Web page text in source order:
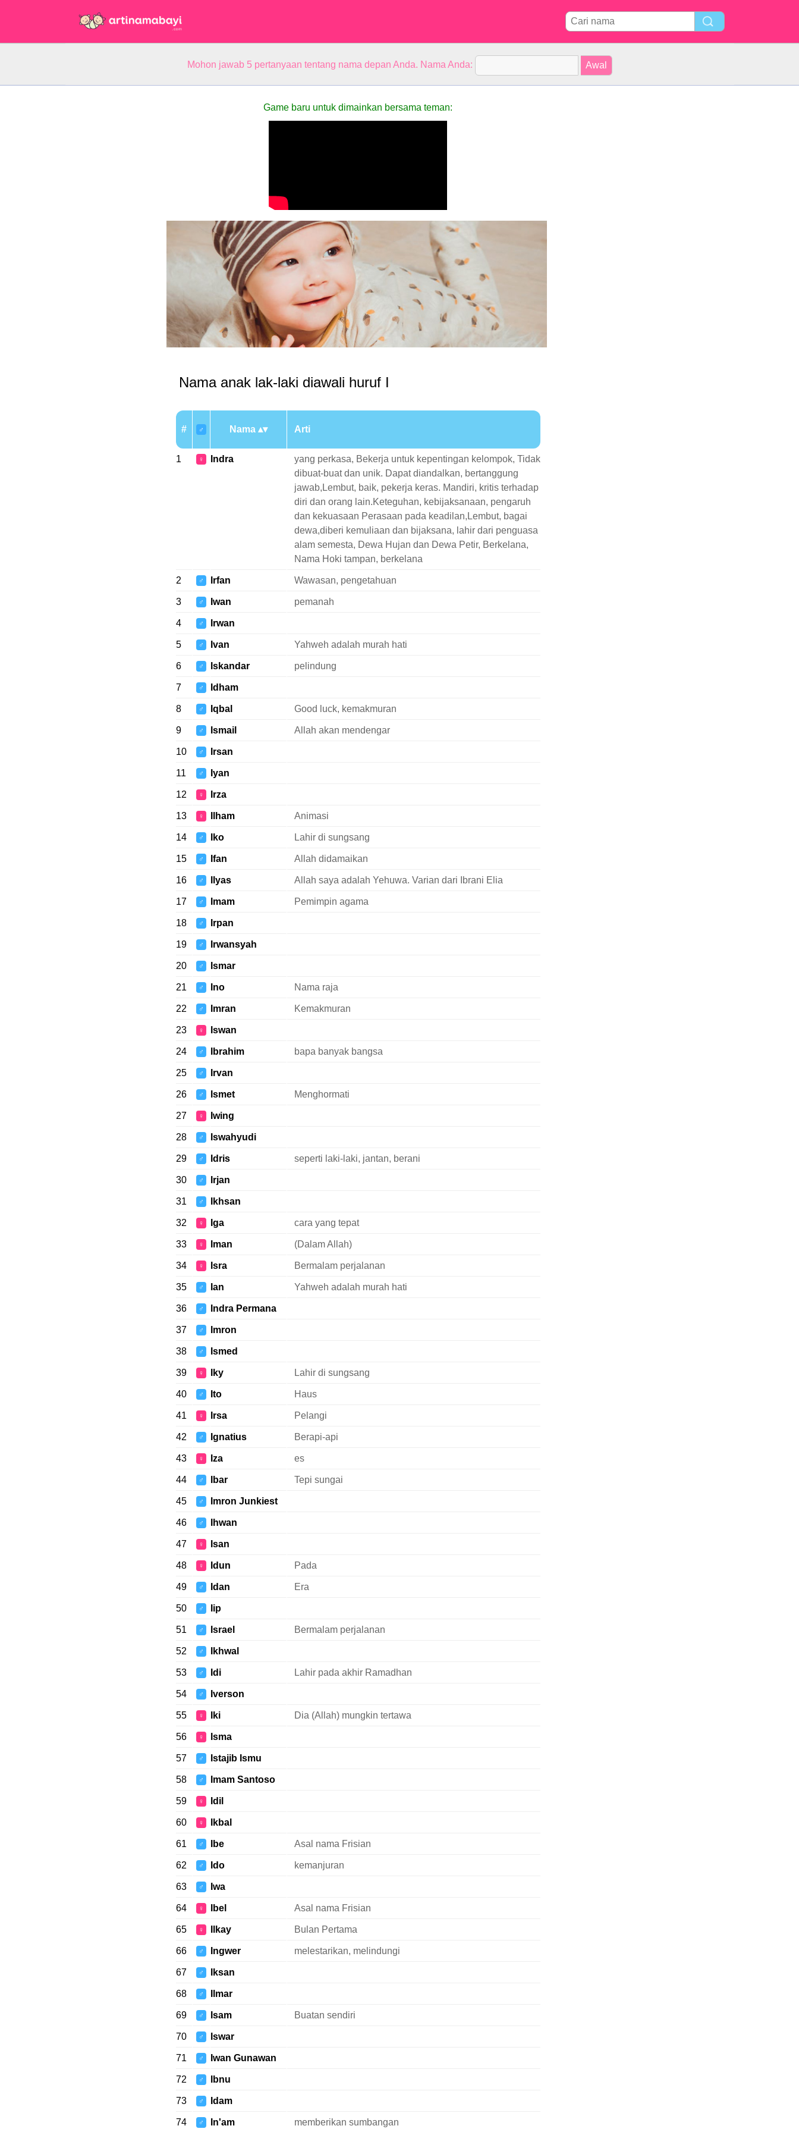
Mohon jawab 5 pertanyaan tentang nama depan Anda. Nama Anda:
Game baru untuk dimainkan bersama teman:
Nama anak lak-laki diawali huruf I
# ♂ Nama Arti
1 ♀ Indra
yang perkasa, Bekerja untuk kepentingan kelompok, Tidak
dibuat-buat dan unik. Dapat diandalkan, bertanggung
jawab,Lembut, baik, pekerja keras. Mandiri, kritis terhadap
diri dan orang lain.Keteguhan, kebijaksanaan, pengaruh
dan kekuasaan Perasaan pada keadilan,Lembut, bagai
dewa,diberi kemuliaan dan bijaksana, lahir dari penguasa
alam semesta, Dewa Hujan dan Dewa Petir, Berkelana,
Nama Hoki tampan, berkelana
2 ♂ Irfan Wawasan, pengetahuan
3 ♂ Iwan pemanah
4 ♂ Irwan
5 ♂ Ivan Yahweh adalah murah hati
6 ♂ Iskandar pelindung
7 ♂ Idham
8 ♂ Iqbal Good luck, kemakmuran
9 ♂ Ismail Allah akan mendengar
10 ♂ Irsan
11 ♂ Iyan
12 ♀ Irza
13 ♀ Ilham Animasi
14 ♂ Iko Lahir di sungsang
15 ♂ Ifan Allah didamaikan
16 ♂ Ilyas Allah saya adalah Yehuwa. Varian dari Ibrani Elia
17 ♂ Imam Pemimpin agama
18 ♂ Irpan
19 ♂ Irwansyah
20 ♂ Ismar
21 ♂ Ino Nama raja
22 ♂ Imran Kemakmuran
23 ♀ Iswan
24 ♂ Ibrahim bapa banyak bangsa
25 ♂ Irvan
26 ♂ Ismet Menghormati
27 ♀ Iwing
28 ♂ Iswahyudi
29 ♂ Idris seperti laki-laki, jantan, berani
30 ♂ Irjan
31 ♂ Ikhsan
32 ♀ Iga cara yang tepat
33 ♀ Iman (Dalam Allah)
34 ♀ Isra Bermalam perjalanan
35 ♂ Ian Yahweh adalah murah hati
36 ♂ Indra Permana
37 ♂ Imron
38 ♂ Ismed
39 ♀ Iky Lahir di sungsang
40 ♂ Ito Haus
41 ♀ Irsa Pelangi
42 ♂ Ignatius Berapi-api
43 ♀ Iza es
44 ♂ Ibar Tepi sungai
45 ♂ Imron Junkiest
46 ♂ Ihwan
47 ♀ Isan
48 ♀ Idun Pada
49 ♂ Idan Era
50 ♂ Iip
51 ♂ Israel Bermalam perjalanan
52 ♂ Ikhwal
53 ♂ Idi Lahir pada akhir Ramadhan
54 ♂ Iverson
55 ♀ Iki Dia (Allah) mungkin tertawa
56 ♀ Isma
57 ♂ Istajib Ismu
58 ♂ Imam Santoso
59 ♀ Idil
60 ♀ Ikbal
61 ♂ Ibe Asal nama Frisian
62 ♂ Ido kemanjuran
63 ♂ Iwa
64 ♀ Ibel Asal nama Frisian
65 ♀ Ilkay Bulan Pertama
66 ♂ Ingwer melestarikan, melindungi
67 ♂ Iksan
68 ♂ Ilmar
69 ♂ Isam Buatan sendiri
70 ♂ Iswar
71 ♂ Iwan Gunawan
72 ♂ Ibnu
73 ♂ Idam
74 ♂ In'am memberikan sumbangan